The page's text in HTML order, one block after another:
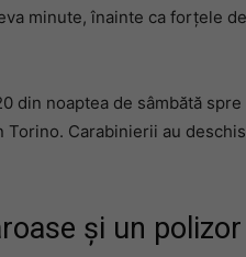
minute, înainte ca forțele
din noaptea de sâmbătă
Torino. Carabinierii au
și un